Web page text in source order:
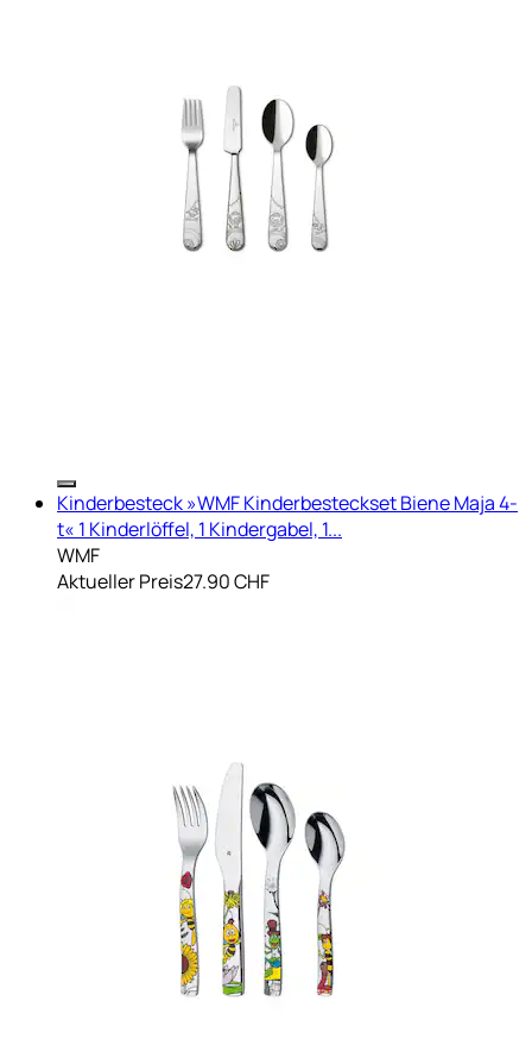
Kinderbesteck »WMF Kinderbesteckset Biene Maja 4-
t« 1 Kinderlöffel, 1 Kindergabel, 1...
WMF
Aktueller Preis27.90 CHF